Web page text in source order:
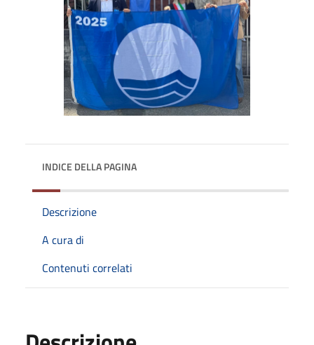
INDICE DELLA PAGINA
Descrizione
A cura di
Contenuti correlati